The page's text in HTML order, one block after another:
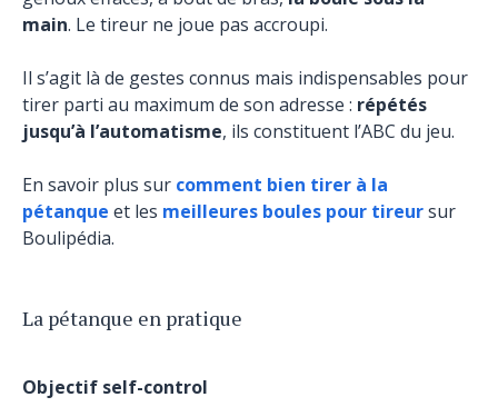
main. Le tireur ne joue pas accroupi.
Il s’agit là de gestes connus mais indispensables pour
tirer parti au maximum de son adresse : répétés
jusqu’à l’automatisme, ils constituent l’ABC du jeu.
En savoir plus sur comment bien tirer à la
pétanque et les meilleures boules pour tireursur
Boulipédia.
La pétanque en pratique
Objectif self-control